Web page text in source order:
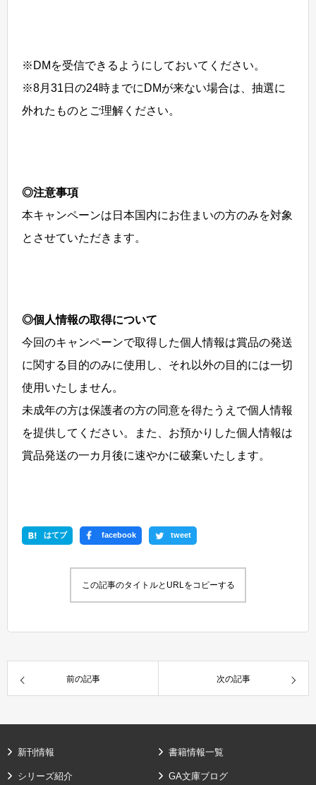
※DMを受信できるようにしておいてください。
※8月31日の24時までにDMが来ない場合は、抽選に
外れたものとご理解ください。
◎注意事項
本キャンペーンは日本国内にお住まいの方のみを対象
とさせていただきます。
◎個人情報の取得について
今回のキャンペーンで取得した個人情報は賞品の発送
に関する目的のみに使用し、それ以外の目的には一切
使用いたしません。
未成年の方は保護者の方の同意を得たうえで個人情報
を提供してください。また、お預かりした個人情報は
賞品発送の一カ月後に速やかに破棄いたします。
はてブ facebook tweet
この記事のタイトルとURLをコピーする
前の記事 次の記事
新刊情報 書籍情報一覧
シリーズ紹介 GA文庫ブログ